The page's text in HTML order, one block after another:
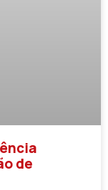
de